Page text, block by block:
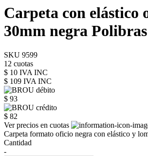
Carpeta con elástico
30mm negra Polibras
SKU 9599
12 cuotas
$ 10 IVA INC
$ 109 IVA INC
$ 93
$ 82
Ver precios en cuotas
Carpeta formato oficio negra con elástico y
Cantidad
-